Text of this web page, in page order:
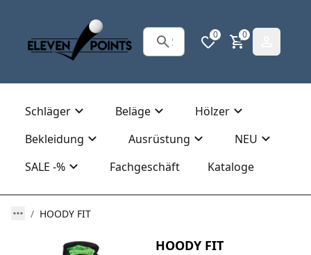
0 0
Schläger Beläge
Hölzer
Bekleidung
Ausrüstung
NEU
SALE -%
Fachgeschäft Kataloge
HOODY FIT
HOODY FIT